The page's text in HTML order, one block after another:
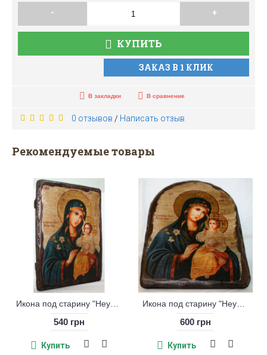
- +
КУПИТЬ
ЗАКАЗ В 1 КЛИК
В закладки В сравнение
0 отзывов / Написать отзыв
Рекомендуемые товары
Икона под старину "Неувядаемый цвет" большая
540 грн
Купить
Икона под старину "Неувядаемый цвет" арка
600 грн
Купить